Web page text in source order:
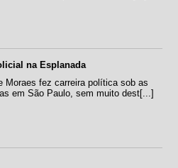
na Esplanada
Moraes fez carreira política sob as
em São Paulo, sem muito dest[...]